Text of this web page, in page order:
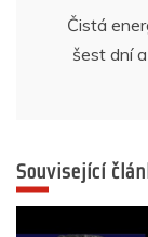
příspěvek
Čistá
šest dní
Související